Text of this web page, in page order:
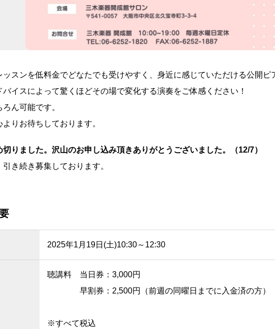
ッスンを低料金でどなたでも受けやすく、身近に感じていただける公開ピ
イスによって驚くほどその場で変化する演奏をご体感ください！
ん可能です。
りお待ちしております。
りました。沢山のお申し込み頂きありがとうございました。（12/7）
き続き募集しております。
2025年1月19日(土)10:30～12:30
聴講料 当日券：3,000円
早割券：2,500円（前週の同曜日までに入金済の方）
※すべて税込